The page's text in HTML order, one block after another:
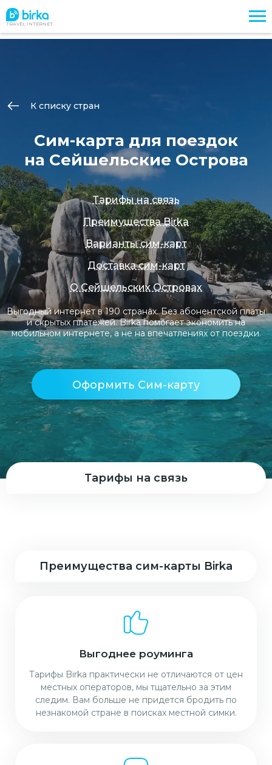
TRAVEL INTERNET
К списку стран
Сим-карта для поездок
на Сейшельские Острова
Тарифы на связь
Преимущества Birka
Варианты сим-карт
Доставка сим-карт
О Сейшельских Островах
Выгодный интернет в 190 странах. Без абонентской платы
и скрытых платежей. Birka помогает экономить на
мобильном интернете, а не на впечатлениях от поездки.
Оформить Сим-карту
Тарифы на связь
Преимущества сим-карты Birka
Выгоднее роуминга
Тарифы Birka практически не отличаются от цен
местных операторов, мы тщательно за этим
следим. Вам больше не придется бродить по
незнакомой стране в поисках местной симки.